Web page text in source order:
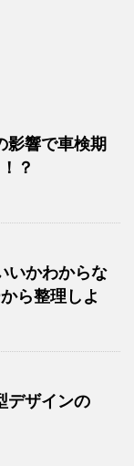
影響で車検期
？
いかわからな
ら整理しよ
デザインの